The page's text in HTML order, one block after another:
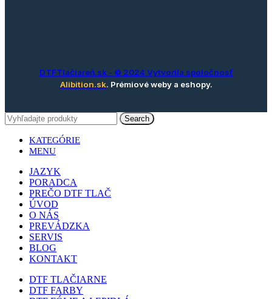
DTFTlačiareň.sk - © 2024 Vytvorila spoločnosť
Alibition.sk. Prémiové weby a eshopy.
Search
KATEGÓRIE
MENU
JAZYK
PORADCA
PREČO DTF TLAČ
ÚVOD
O NÁS
PREVÁDZKA
SERVIS
BLOG
KONTAKT
DTF TLAČIARNE
DTF FARBY